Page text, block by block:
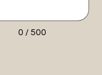
0 / 500